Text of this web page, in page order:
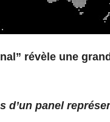
révèle une
d’un panel